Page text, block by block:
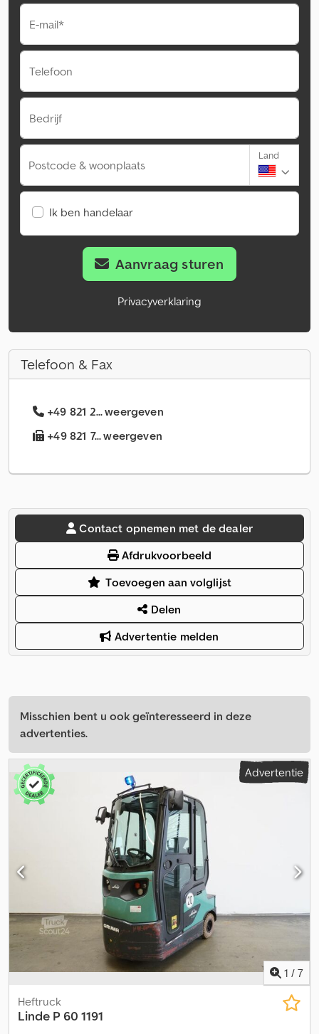
E-mail*
Telefoon
Bedrijf
Postcode & woonplaats
Land
Ik ben handelaar
Aanvraag sturen
Privacyverklaring
Telefoon & Fax
+49 821 2... weergeven
+49 821 7... weergeven
Contact opnemen met de dealer
Afdrukvoorbeeld
Toevoegen aan volglijst
Delen
Advertentie melden
Misschien bent u ook geïnteresseerd in deze
advertenties.
Advertentie
1 / 7
Heftruck
Linde P 60 1191